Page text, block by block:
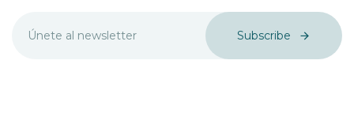
Subscribe